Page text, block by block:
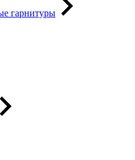
гарнитуры